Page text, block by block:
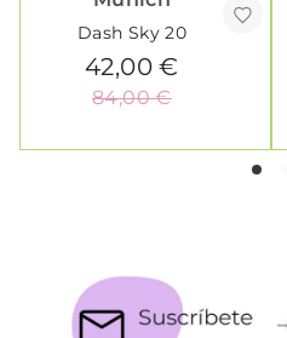
Dash Sky 20
42,00 €
84,00 €